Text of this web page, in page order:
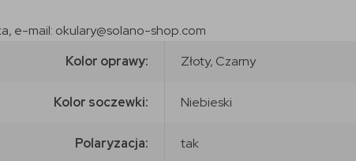
e-mail: okulary@solano-shop.com
Kolor oprawy:
Złoty, Czarny
Kolor soczewki: Niebieski
Polaryzacja: tak